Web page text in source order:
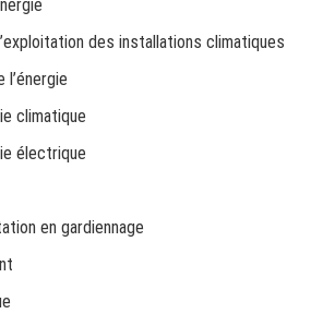
des installations climatiques
l’énergie
climatique
électrique
en gardiennage